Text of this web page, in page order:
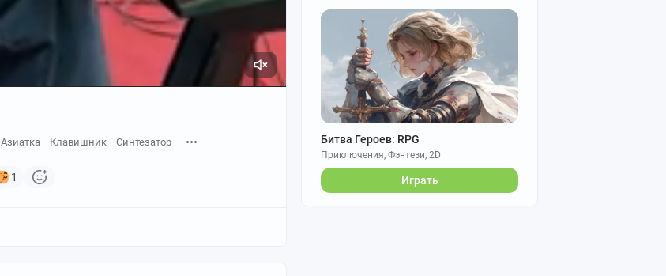
Битва Героев: RPG
Приключения, Фэнтези, 2D
Играть
Азиатка Клавишник Синтезатор
1